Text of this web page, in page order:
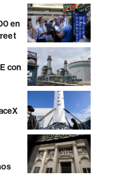
en
con